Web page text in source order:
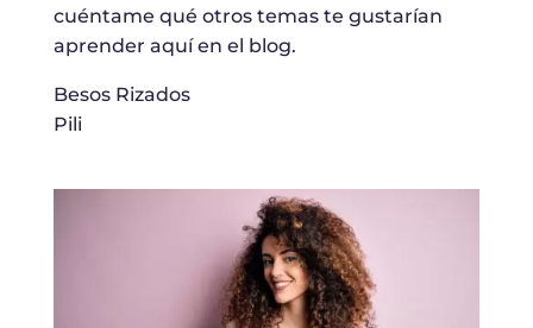
cuéntame qué otros temas te gustarían
aprender aquí en el blog.
Besos Rizados
Pili